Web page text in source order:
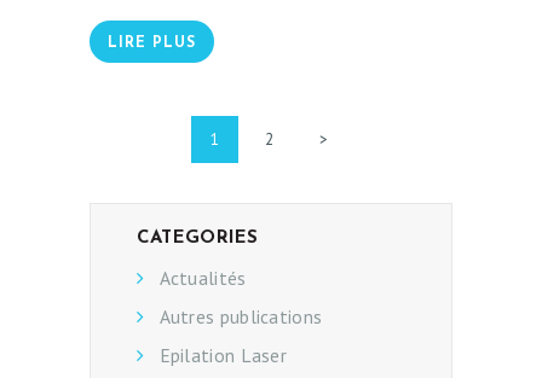
LIRE PLUS
PAGINATION
PUBLICATIONS
PAGE
1 PAGE
2 >
CATEGORIES
Actualités
Autres publications
Epilation Laser